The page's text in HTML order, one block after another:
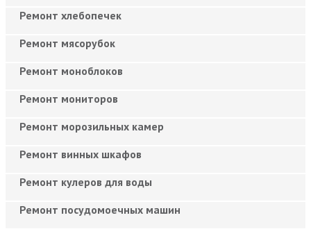
Ремонт хлебопечек
Ремонт мясорубок
Ремонт моноблоков
Ремонт мониторов
Ремонт морозильных камер
Ремонт винных шкафов
Ремонт кулеров для воды
Ремонт посудомоечных машин